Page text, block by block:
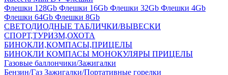
Флешки 128Gb Флешки 16Gb Флешки 32Gb Флешки 4Gb
Флешки 64Gb Флешки 8Gb
СВЕТОДИОДНЫЕ ТАБЛИЧКИ/ВЫВЕСКИ
СПОРТ,ТУРИЗМ,ОХОТА
БИНОКЛИ,КОМПАСЫ,ПРИЦЕЛЫ
БИНОКЛИ КОМПАСЫ МОНОКУЛЯРЫ ПРИЦЕЛЫ
Газовые баллончики/Зажигалки
Бензин/Газ Зажигалки/Портативные горелки